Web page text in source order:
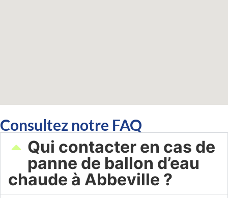
Consultez notre FAQ
Qui contacter en cas de
panne de ballon d’eau
chaude à Abbeville ?